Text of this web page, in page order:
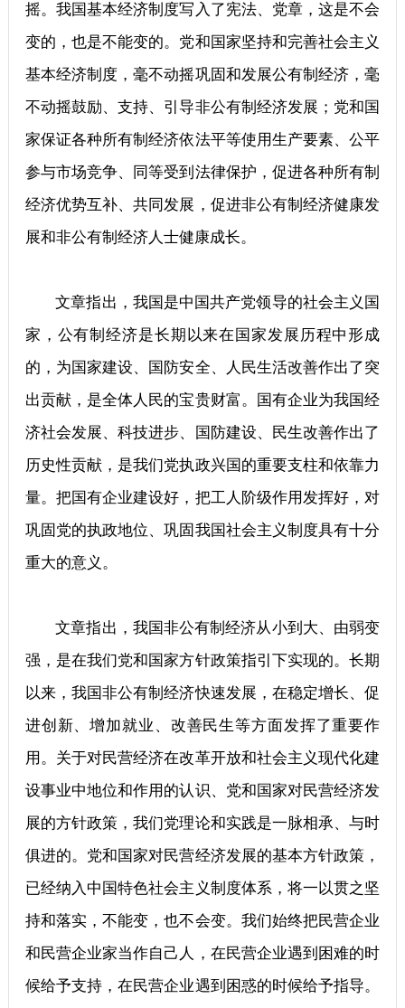
摇。我国基本经济制度写入了宪法、党章，这是不会
变的，也是不能变的。党和国家坚持和完善社会主义
基本经济制度，毫不动摇巩固和发展公有制经济，毫
不动摇鼓励、支持、引导非公有制经济发展；党和国
家保证各种所有制经济依法平等使用生产要素、公平
参与市场竞争、同等受到法律保护，促进各种所有制
经济优势互补、共同发展，促进非公有制经济健康发
展和非公有制经济人士健康成长。
文章指出，我国是中国共产党领导的社会主义国
家，公有制经济是长期以来在国家发展历程中形成
的，为国家建设、国防安全、人民生活改善作出了突
出贡献，是全体人民的宝贵财富。国有企业为我国经
济社会发展、科技进步、国防建设、民生改善作出了
历史性贡献，是我们党执政兴国的重要支柱和依靠力
量。把国有企业建设好，把工人阶级作用发挥好，对
巩固党的执政地位、巩固我国社会主义制度具有十分
重大的意义。
文章指出，我国非公有制经济从小到大、由弱变
强，是在我们党和国家方针政策指引下实现的。长期
以来，我国非公有制经济快速发展，在稳定增长、促
进创新、增加就业、改善民生等方面发挥了重要作
用。关于对民营经济在改革开放和社会主义现代化建
设事业中地位和作用的认识、党和国家对民营经济发
展的方针政策，我们党理论和实践是一脉相承、与时
俱进的。党和国家对民营经济发展的基本方针政策，
已经纳入中国特色社会主义制度体系，将一以贯之坚
持和落实，不能变，也不会变。我们始终把民营企业
和民营企业家当作自己人，在民营企业遇到困难的时
候给予支持，在民营企业遇到困惑的时候给予指导。